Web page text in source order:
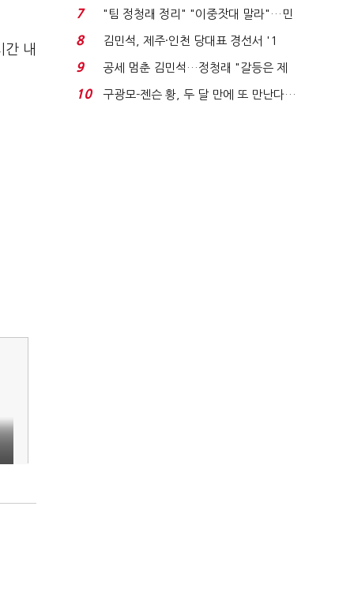
내
청래와 격차 0.86%p(...
7
"팀 정청래 정리" "이중잣대 말라"…민
주 최고위원 계파 다...
8
김민석, 제주·인천 당대표 경선서 '1
위'(1보)...
9
공세 멈춘 김민석…정청래 "갈등은 제
가 수습"
10
구광모-젠슨 황, 두 달 만에 또 만난다…